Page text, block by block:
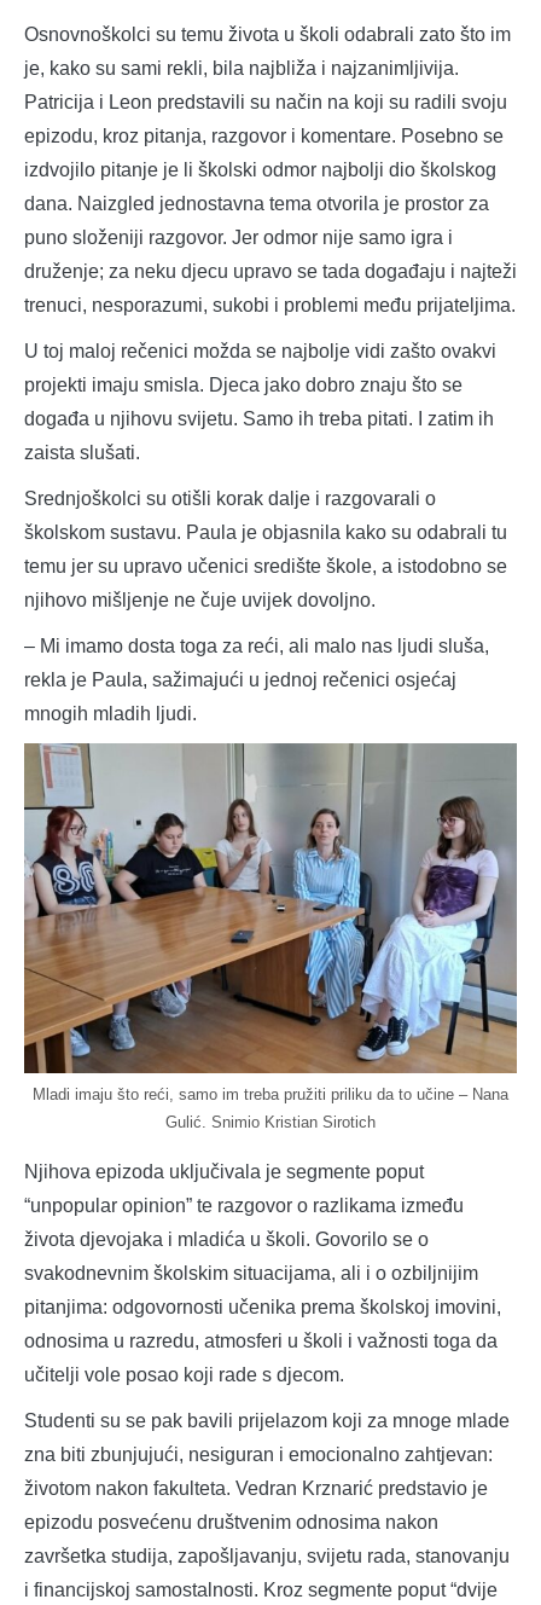
Osnovnoškolci su temu života u školi odabrali zato što im
je, kako su sami rekli, bila najbliža i najzanimljivija.
Patricija i Leon predstavili su način na koji su radili svoju
epizodu, kroz pitanja, razgovor i komentare. Posebno se
izdvojilo pitanje je li školski odmor najbolji dio školskog
dana. Naizgled jednostavna tema otvorila je prostor za
puno složeniji razgovor. Jer odmor nije samo igra i
druženje; za neku djecu upravo se tada događaju i najteži
trenuci, nesporazumi, sukobi i problemi među prijateljima.
U toj maloj rečenici možda se najbolje vidi zašto ovakvi
projekti imaju smisla. Djeca jako dobro znaju što se
događa u njihovu svijetu. Samo ih treba pitati. I zatim ih
zaista slušati.
Srednjoškolci su otišli korak dalje i razgovarali o
školskom sustavu. Paula je objasnila kako su odabrali tu
temu jer su upravo učenici središte škole, a istodobno se
njihovo mišljenje ne čuje uvijek dovoljno.
– Mi imamo dosta toga za reći, ali malo nas ljudi sluša,
rekla je Paula, sažimajući u jednoj rečenici osjećaj
mnogih mladih ljudi.
Mladi imaju što reći, samo im treba pružiti priliku da to učine – Nana
Gulić. Snimio Kristian Sirotich
Njihova epizoda uključivala je segmente poput
“unpopular opinion” te razgovor o razlikama između
života djevojaka i mladića u školi. Govorilo se o
svakodnevnim školskim situacijama, ali i o ozbiljnijim
pitanjima: odgovornosti učenika prema školskoj imovini,
odnosima u razredu, atmosferi u školi i važnosti toga da
učitelji vole posao koji rade s djecom.
Studenti su se pak bavili prijelazom koji za mnoge mlade
zna biti zbunjujući, nesiguran i emocionalno zahtjevan:
životom nakon fakulteta. Vedran Krznarić predstavio je
epizodu posvećenu društvenim odnosima nakon
završetka studija, zapošljavanju, svijetu rada, stanovanju
i financijskoj samostalnosti. Kroz segmente poput “dvije